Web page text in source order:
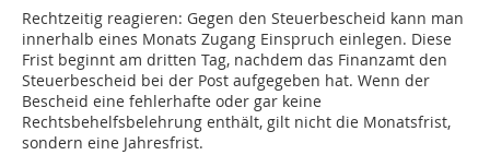
Rechtzeitig reagieren: Gegen den Steuerbescheid kann man
innerhalb eines Monats Zugang Einspruch einlegen. Diese
Frist beginnt am dritten Tag, nachdem das Finanzamt den
Steuerbescheid bei der Post aufgegeben hat. Wenn der
Bescheid eine fehlerhafte oder gar keine
Rechtsbehelfsbelehrung enthält, gilt nicht die Monatsfrist,
sondern eine Jahresfrist.